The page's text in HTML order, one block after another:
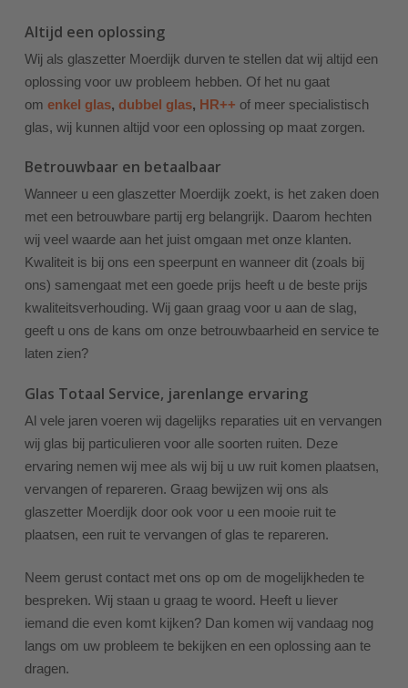
Altijd een oplossing
Wij als glaszetter Moerdijk durven te stellen dat wij altijd een
oplossing voor uw probleem hebben. Of het nu gaat
om enkel glas, dubbel glas, HR++ of meer specialistisch
glas, wij kunnen altijd voor een oplossing op maat zorgen.
Betrouwbaar en betaalbaar
Wanneer u een glaszetter Moerdijk zoekt, is het zaken doen
met een betrouwbare partij erg belangrijk. Daarom hechten
wij veel waarde aan het juist omgaan met onze klanten.
Kwaliteit is bij ons een speerpunt en wanneer dit (zoals bij
ons) samengaat met een goede prijs heeft u de beste prijs
kwaliteitsverhouding. Wij gaan graag voor u aan de slag,
geeft u ons de kans om onze betrouwbaarheid en service te
laten zien?
Glas Totaal Service, jarenlange ervaring
Al vele jaren voeren wij dagelijks reparaties uit en vervangen
wij glas bij particulieren voor alle soorten ruiten. Deze
ervaring nemen wij mee als wij bij u uw ruit komen plaatsen,
vervangen of repareren. Graag bewijzen wij ons als
glaszetter Moerdijk door ook voor u een mooie ruit te
plaatsen, een ruit te vervangen of glas te repareren.
Neem gerust contact met ons op om de mogelijkheden te
bespreken. Wij staan u graag te woord. Heeft u liever
iemand die even komt kijken? Dan komen wij vandaag nog
langs om uw probleem te bekijken en een oplossing aan te
dragen.